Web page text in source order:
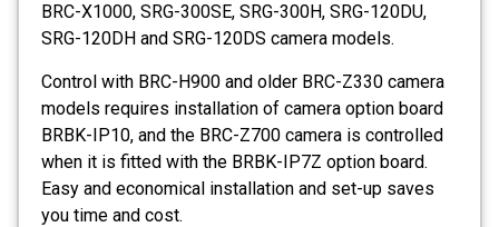
BRC-X1000, SRG-300SE, SRG-300H, SRG-120DU,
SRG-120DH and SRG-120DS camera models.
Control with BRC-H900 and older BRC-Z330 camera
models requires installation of camera option board
BRBK-IP10, and the BRC-Z700 camera is controlled
when it is fitted with the BRBK-IP7Z option board.
Easy and economical installation and set-up saves
you time and cost.